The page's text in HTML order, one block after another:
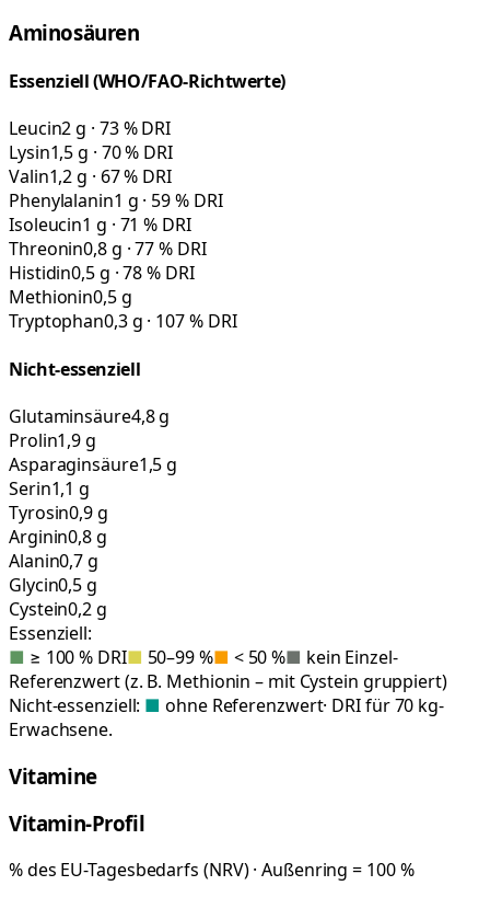
Aminosäuren
Essenziell (WHO/FAO-Richtwerte)
Leucin2 g · 73 % DRI
Lysin1,5 g · 70 % DRI
Valin1,2 g · 67 % DRI
Phenylalanin1 g · 59 % DRI
Isoleucin1 g · 71 % DRI
Threonin0,8 g · 77 % DRI
Histidin0,5 g · 78 % DRI
Methionin0,5 g
Tryptophan0,3 g · 107 % DRI
Nicht-essenziell
Glutaminsäure4,8 g
Prolin1,9 g
Asparaginsäure1,5 g
Serin1,1 g
Tyrosin0,9 g
Arginin0,8 g
Alanin0,7 g
Glycin0,5 g
Cystein0,2 g
Essenziell:
■ ≥ 100 % DRI■ 50–99 %■ < 50 %■ kein Einzel-
Referenzwert (z. B. Methionin – mit Cystein gruppiert)
Nicht-essenziell: ■ ohne Referenzwert· DRI für 70 kg-
Erwachsene.
Vitamine
Vitamin-Profil
% des EU-Tagesbedarfs (NRV) · Außenring = 100 %